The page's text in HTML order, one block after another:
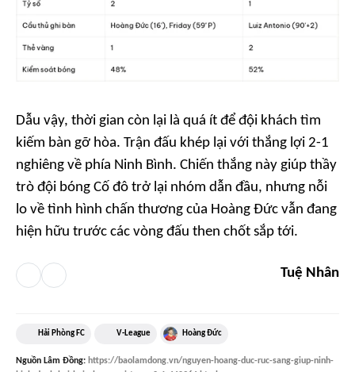
Dẫu vậy, thời gian còn lại là quá ít để đội khách tìm
kiếm bàn gỡ hòa. Trận đấu khép lại với thắng lợi 2-1
nghiêng về phía Ninh Bình. Chiến thắng này giúp thầy
trò đội bóng Cố đô trở lại nhóm dẫn đầu, nhưng nỗi
lo về tình hình chấn thương của Hoàng Đức vẫn đang
hiện hữu trước các vòng đấu then chốt sắp tới.
Tuệ Nhân
Hải Phòng FC V-League Hoàng Đức
Nguồn Lâm Đồng: https://baolamdong.vn/nguyen-hoang-duc-ruc-sang-giup-ninh-